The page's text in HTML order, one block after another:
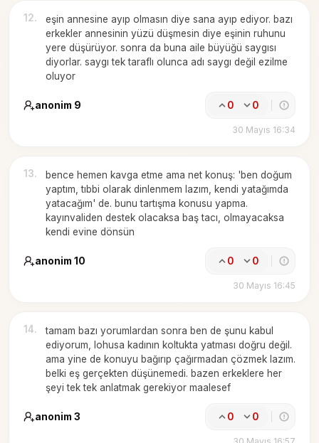
12.
eşin annesine ayıp olmasın diye sana ayıp ediyor. bazı
erkekler annesinin yüzü düşmesin diye eşinin ruhunu
yere düşürüyor. sonra da buna aile büyüğü saygısı
diyorlar. saygı tek taraflı olunca adı saygı değil ezilme
oluyor
anonim 9 0 0
30 Mayıs 16:34
13.
bence hemen kavga etme ama net konuş: 'ben doğum
yaptım, tıbbi olarak dinlenmem lazım, kendi yatağımda
yatacağım' de. bunu tartışma konusu yapma.
kayınvaliden destek olacaksa baş tacı, olmayacaksa
kendi evine dönsün
anonim 10 0 0
30 Mayıs 16:45
14.
tamam bazı yorumlardan sonra ben de şunu kabul
ediyorum, lohusa kadının koltukta yatması doğru değil.
ama yine de konuyu bağırıp çağırmadan çözmek lazım.
belki eş gerçekten düşünemedi. bazen erkeklere her
şeyi tek tek anlatmak gerekiyor maalesef
anonim 3 0 0